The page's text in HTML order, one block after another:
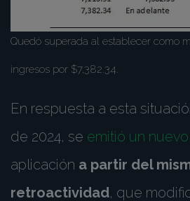
Quedó superada al establecer como
ingresos por $7,382.34.
En respuesta a esta
de 2024, se emitió un
aplicación a partir del
retroactividad, que